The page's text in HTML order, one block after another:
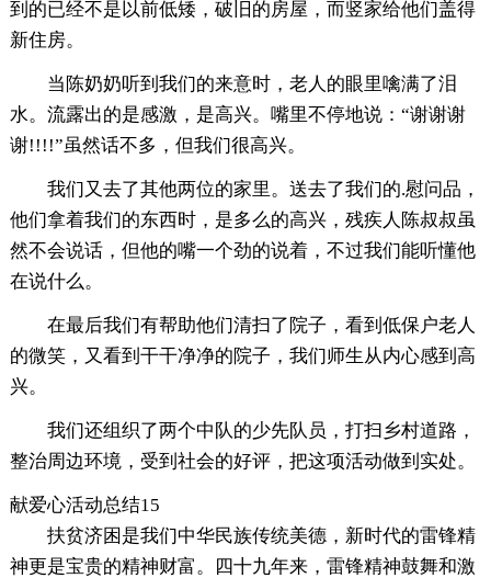
到的已经不是以前低矮，破旧的房屋，而竖家给他们盖得
新住房。
当陈奶奶听到我们的来意时，老人的眼里噙满了泪
水。流露出的是感激，是高兴。嘴里不停地说：“谢谢谢
谢!!!!”虽然话不多，但我们很高兴。
我们又去了其他两位的家里。送去了我们的.慰问品，
他们拿着我们的东西时，是多么的高兴，残疾人陈叔叔虽
然不会说话，但他的嘴一个劲的说着，不过我们能听懂他
在说什么。
在最后我们有帮助他们清扫了院子，看到低保户老人
的微笑，又看到干干净净的院子，我们师生从内心感到高
兴。
我们还组织了两个中队的少先队员，打扫乡村道路，
整治周边环境，受到社会的好评，把这项活动做到实处。
献爱心活动总结15
扶贫济困是我们中华民族传统美德，新时代的雷锋精
神更是宝贵的精神财富。四十九年来，雷锋精神鼓舞和激